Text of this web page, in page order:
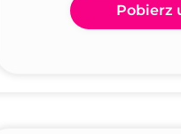
Pobierz